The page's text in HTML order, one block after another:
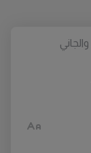
فتح الباب فتلقى خمس رصاصات.. والجاني